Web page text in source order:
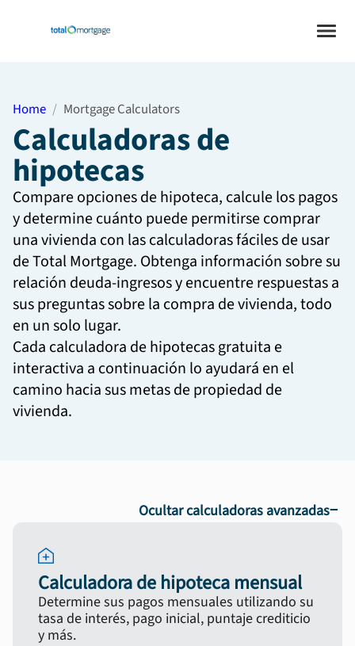
Home Mortgage Calculators
Calculadoras de
hipotecas
Compare opciones de hipoteca, calcule los pagos
y determine cuánto puede permitirse comprar
una vivienda con las calculadoras fáciles de usar
de Total Mortgage. Obtenga información sobre su
relación deuda-ingresos y encuentre respuestas a
sus preguntas sobre la compra de vivienda, todo
en un solo lugar.
Cada calculadora de hipotecas gratuita e
interactiva a continuación lo ayudará en el
camino hacia sus metas de propiedad de
vivienda.
Ocultar calculadoras avanzadas−
Calculadora de hipoteca mensual
Determine sus pagos mensuales utilizando su
tasa de interés, pago inicial, puntaje crediticio
y más.